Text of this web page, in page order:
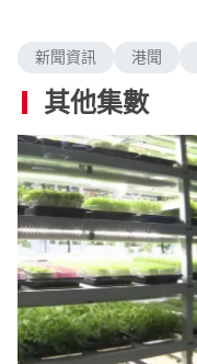
%
新聞資訊 港聞
其他集數